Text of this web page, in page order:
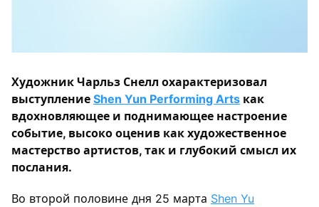
Художник Чарльз Снелл охарактеризовал
выступление Shen Yun Performing Arts как
вдохновляющее и поднимающее настроение
событие, высоко оценив как художественное
мастерство артистов, так и глубокий смысл их
послания.
Во второй половине дня 25 марта Shen Yu